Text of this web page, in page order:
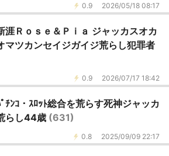
0.9 2026/05/18 08:17
涯Ｒｏｓｅ＆Ｐｉａ ジャッカスオカ
マツカンセイジガイジ荒らし犯罪者
0.9 2026/07/17 18:42
ﾁﾝｺ・ｽﾛｯﾄ総合を荒らす死神ジャッカ
らし44歳 (631)
0.8 2025/09/09 22:17